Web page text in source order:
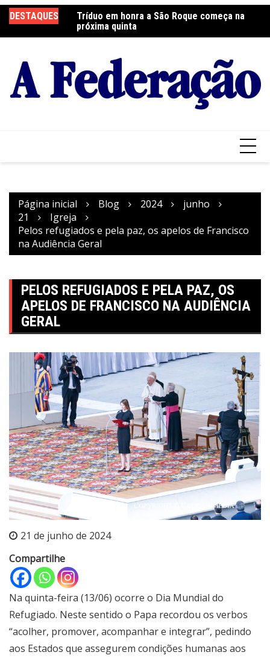
para
o
DESTAQUES
neste sábado
Tríduo em honra a São Roque começa na
próxima quinta
Página inicial Blog 2024
junho
21
Igreja
Pelos refugiados e pela paz, os apelos de Francisco
na Audiência Geral
PELOS REFUGIADOS E PELA PAZ, OS
APELOS DE FRANCISCO NA AUDIÊNCIA
GERAL
21 de junho de 2024
Compartilhe
Na quinta-feira (13/06) ocorre o Dia Mundial do
Refugiado. Neste sentido o Papa recordou os verbos
“acolher, promover, acompanhar e integrar”, pedindo
aos Estados que assegurem condições humanas aos